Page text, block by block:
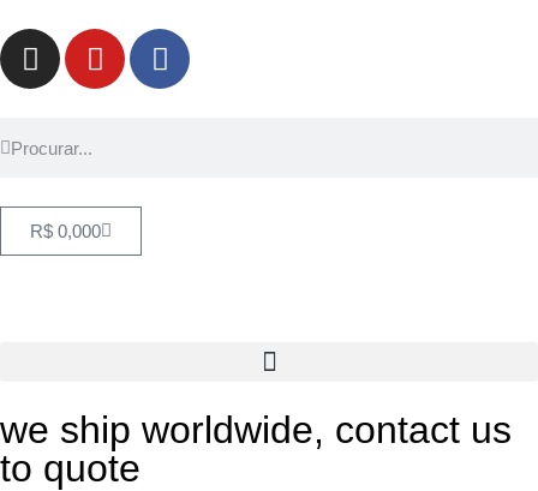
R$ 0,000
we ship worldwide, contact us
to quote